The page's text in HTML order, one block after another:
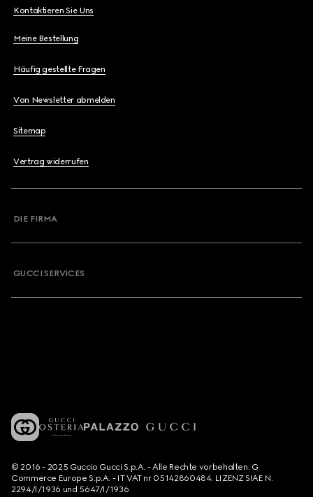
Kontaktieren Sie Uns
Meine Bestellung
Häufig gestellte Fragen
Von Newsletter abmelden
Sitemap
Vertrag widerrufen
DIE FIRMA
GUCCI SERVICES
© 2016 - 2025 Guccio Gucci S.p.A. - Alle Rechte vorbehalten. G
Commerce Europe S.p.A. - IT VAT nr 05142860484. LIZENZ SIAE N.
2294/I/1936 und 5647/I/1936